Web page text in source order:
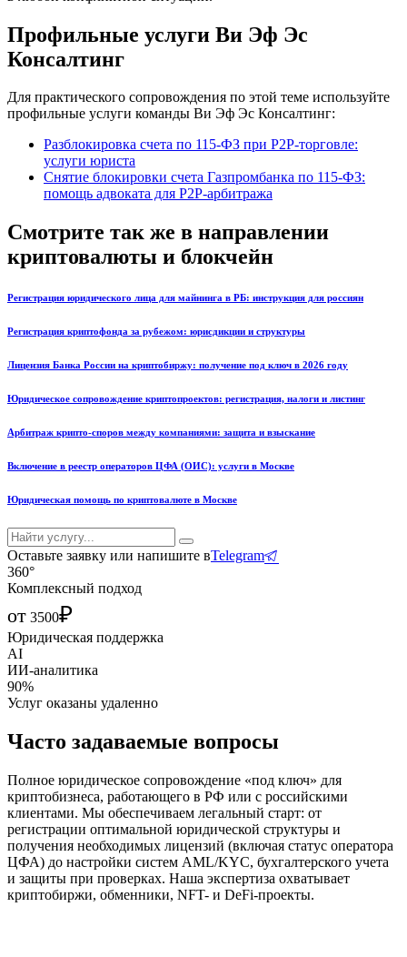
Профильные услуги Ви Эф Эс
Консалтинг
Для практического сопровождения по этой теме используйте
профильные услуги команды Ви Эф Эс Консалтинг:
Разблокировка счета по 115-ФЗ при P2P-торговле:
услуги юриста
Снятие блокировки счета Газпромбанка по 115-ФЗ:
помощь адвоката для P2P-арбитража
Смотрите так же в направлении
криптовалюты и блокчейн
Регистрация юридического лица для майнинга в РБ: инструкция для россиян
Регистрация криптофонда за рубежом: юрисдикции и структуры
Лицензия Банка России на криптобиржу: получение под ключ в 2026 году
Юридическое сопровождение криптопроектов: регистрация, налоги и листинг
Арбитраж крипто-споров между компаниями: защита и взыскание
Включение в реестр операторов ЦФА (ОИС): услуги в Москве
Юридическая помощь по криптовалюте в Москве
Оставьте заявку или напишите вTelegram
360°
Комплексный подход
от 3500₽
Юридическая поддержка
AI
ИИ-аналитика
90%
Услуг оказаны удаленно
Часто задаваемые вопросы
Полное юридическое сопровождение «под ключ» для
криптобизнеса, работающего в РФ или с российскими
клиентами. Мы обеспечиваем легальный старт: от
регистрации оптимальной юридической структуры и
получения необходимых лицензий (включая статус оператора
ЦФА) до настройки систем AML/KYC, бухгалтерского учета
и защиты при проверках. Наша экспертиза охватывает
криптобиржи, обменники, NFT- и DeFi-проекты.